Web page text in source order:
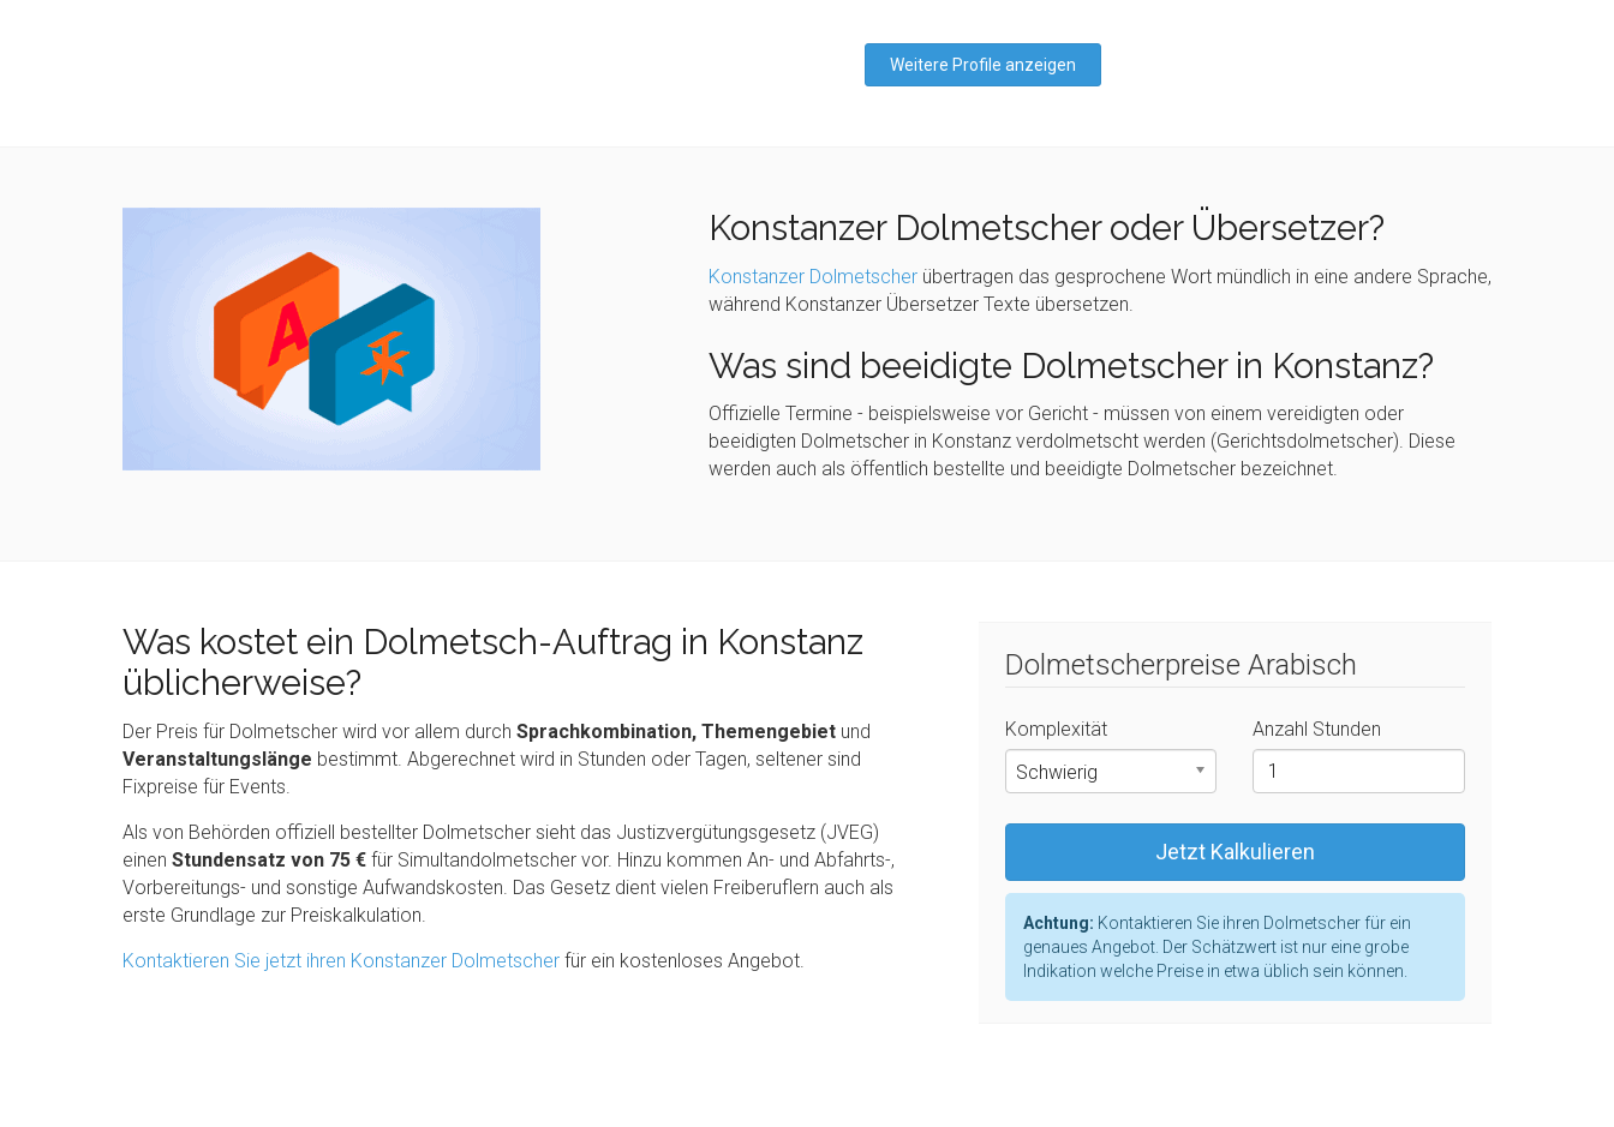
Weitere Profile anzeigen
Konstanzer Dolmetscher oder Übersetzer?
Konstanzer Dolmetscherübertragen das gesprochene Wort mündlich in eine andere Sprache,
während Konstanzer Übersetzer Texte übersetzen.
Was sind beeidigte Dolmetscher in Konstanz?
Offizielle Termine - beispielsweise vor Gericht - müssen von einem vereidigten oder
beeidigten Dolmetscher in Konstanz verdolmetscht werden (Gerichtsdolmetscher). Diese
werden auch als öffentlich bestellte und beeidigte Dolmetscher bezeichnet.
Was kostet ein Dolmetsch-Auftrag in Konstanz
üblicherweise?
Der Preis für Dolmetscher wird vor allem durch Sprachkombination, Themengebiet und
Veranstaltungslänge bestimmt. Abgerechnet wird in Stunden oder Tagen, seltener sind
Fixpreise für Events.
Als von Behörden offiziell bestellter Dolmetscher sieht das Justizvergütungsgesetz (JVEG)
einen Stundensatz von 75 € für Simultandolmetscher vor. Hinzu kommen An- und Abfahrts-,
Vorbereitungs- und sonstige Aufwandskosten. Das Gesetz dient vielen Freiberuflern auch als
erste Grundlage zur Preiskalkulation.
Kontaktieren Sie jetzt ihren Konstanzer Dolmetscher für ein kostenloses Angebot.
Dolmetscherpreise Arabisch
Komplexität
Schwierig
Anzahl Stunden
Jetzt Kalkulieren
Achtung: Kontaktieren Sie ihren Dolmetscher für ein
genaues Angebot. Der Schätzwert ist nur eine grobe
Indikation welche Preise in etwa üblich sein können.